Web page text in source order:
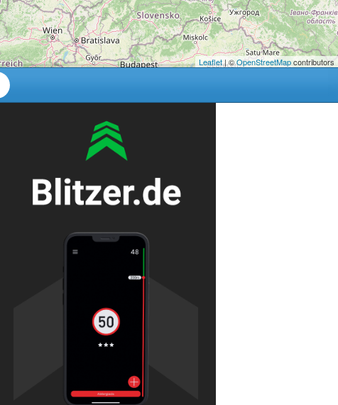
Leaflet| ©OpenStreetMapcontributors